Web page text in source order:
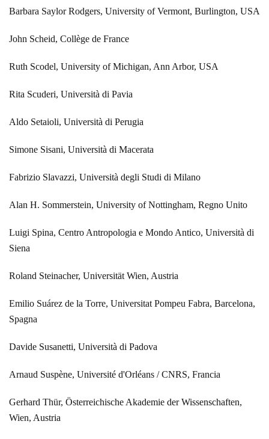
Barbara Saylor Rodgers, University of Vermont, Burlington, USA
John Scheid, Collège de France
Ruth Scodel, University of Michigan, Ann Arbor, USA
Rita Scuderi, Università di Pavia
Aldo Setaioli, Università di Perugia
Simone Sisani, Università di Macerata
Fabrizio Slavazzi, Università degli Studi di Milano
Alan H. Sommerstein, University of Nottingham, Regno Unito
Luigi Spina, Centro Antropologia e Mondo Antico, Università di
Siena
Roland Steinacher, Universität Wien, Austria
Emilio Suárez de la Torre, Universitat Pompeu Fabra, Barcelona,
Spagna
Davide Susanetti, Università di Padova
Arnaud Suspène, Université d'Orléans / CNRS, Francia
Gerhard Thür, Österreichische Akademie der Wissenschaften,
Wien, Austria